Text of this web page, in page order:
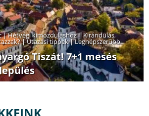
|Hétvégi kimozduláshoz|Kirándulás,
|Utazási tippek|Legnépszerűbb
Tiszát! 7+1 mesés